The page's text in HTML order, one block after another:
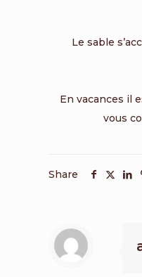
Le sable
En vacances il
vous
Share